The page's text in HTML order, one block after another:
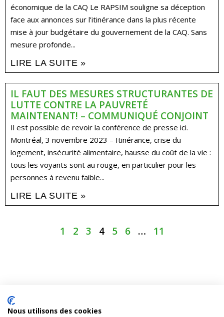
économique de la CAQ Le RAPSIM souligne sa déception
face aux annonces sur l’itinérance dans la plus récente
mise à jour budgétaire du gouvernement de la CAQ. Sans
mesure profonde...
LIRE LA SUITE »
IL FAUT DES MESURES STRUCTURANTES DE
LUTTE CONTRE LA PAUVRETÉ
MAINTENANT! – COMMUNIQUÉ CONJOINT
Il est possible de revoir la conférence de presse ici.
Montréal, 3 novembre 2023 – Itinérance, crise du
logement, insécurité alimentaire, hausse du coût de la vie :
tous les voyants sont au rouge, en particulier pour les
personnes à revenu faible...
LIRE LA SUITE »
1 2 3 4 5 6 … 11
Nous utilisons des cookies